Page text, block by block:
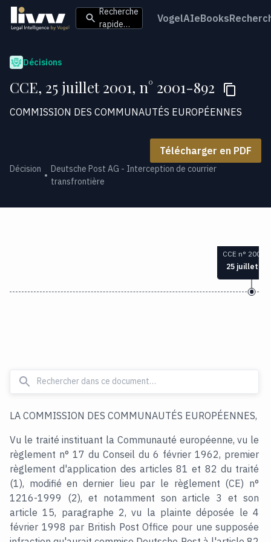
Recherche
rapide…
VogelAIeBooks
Décisions
CCE, 25 juillet 2001, n° 2001-892
COMMISSION DES COMMUNAUTÉS EUROPÉENNES
Télécharger en PDF
Décision
Deutsche Post AG - Interception de courrier
transfrontière
CCE n° 2001-
25 juillet
LA COMMISSION DES COMMUNAUTÉS EUROPÉENNES,
Vu le traité instituant la Communauté européenne, vu le
règlement n° 17 du Conseil du 6 février 1962, premier
règlement d'application des articles 81 et 82 du traité
(1), modifié en dernier lieu par le règlement (CE) n°
1216-1999 (2), et notamment son article 3 et son
article 15, paragraphe 2, vu la plainte déposée le 4
février 1998 par British Post Office pour une supposée